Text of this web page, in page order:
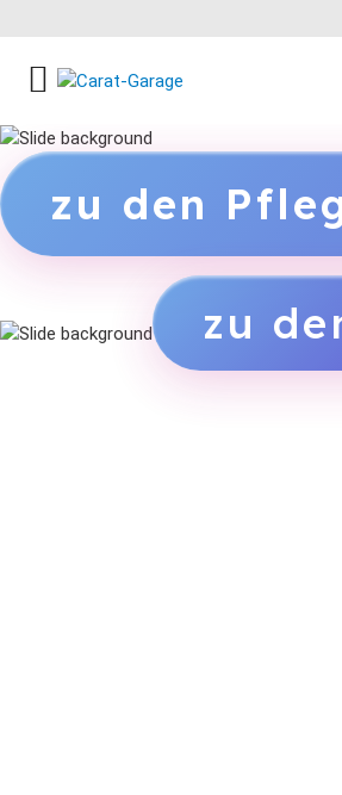
zu den
zu